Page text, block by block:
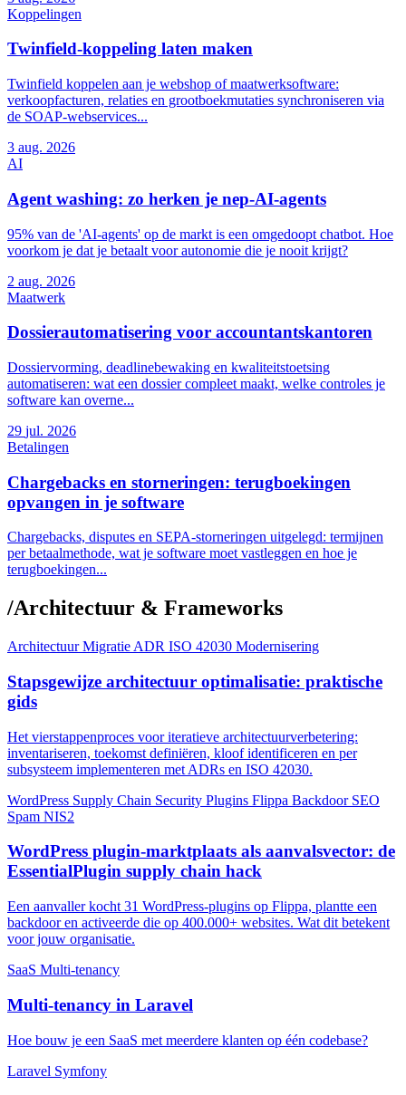
Koppelingen
Twinfield-koppeling laten maken
Twinfield koppelen aan je webshop of maatwerksoftware:
verkoopfacturen, relaties en grootboekmutaties synchroniseren via
de SOAP-webservices...
3 aug. 2026
AI
Agent washing: zo herken je nep-AI-agents
95% van de 'AI-agents' op de markt is een omgedoopt chatbot. Hoe
voorkom je dat je betaalt voor autonomie die je nooit krijgt?
2 aug. 2026
Maatwerk
Dossierautomatisering voor accountantskantoren
Dossiervorming, deadlinebewaking en kwaliteitstoetsing
automatiseren: wat een dossier compleet maakt, welke controles je
software kan overne...
29 jul. 2026
Betalingen
Chargebacks en storneringen: terugboekingen
opvangen in je software
Chargebacks, disputes en SEPA-storneringen uitgelegd: termijnen
per betaalmethode, wat je software moet vastleggen en hoe je
terugboekingen...
/Architectuur & Frameworks
Architectuur Migratie ADR ISO 42030 Modernisering
Stapsgewijze architectuur optimalisatie: praktische
gids
Het vierstappenproces voor iteratieve architectuurverbetering:
inventariseren, toekomst definiëren, kloof identificeren en per
subsysteem implementeren met ADRs en ISO 42030.
WordPress Supply Chain Security Plugins Flippa Backdoor SEO
Spam NIS2
WordPress plugin-marktplaats als aanvalsvector: de
EssentialPlugin supply chain hack
Een aanvaller kocht 31 WordPress-plugins op Flippa, plantte een
backdoor en activeerde die op 400.000+ websites. Wat dit betekent
voor jouw organisatie.
SaaS Multi-tenancy
Multi-tenancy in Laravel
Hoe bouw je een SaaS met meerdere klanten op één codebase?
Laravel Symfony